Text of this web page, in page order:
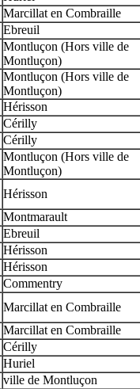
Marcillat en Combraille
Ebreuil
Montluçon (Hors ville de
Montluçon)
Montluçon (Hors ville de
Montluçon)
Hérisson
Cérilly
Cérilly
Montluçon (Hors ville de
Montluçon)
Hérisson
Montmarault
Ebreuil
Hérisson
Hérisson
Commentry
Marcillat en Combraille
Marcillat en Combraille
Cérilly
Huriel
ville de Montluçon